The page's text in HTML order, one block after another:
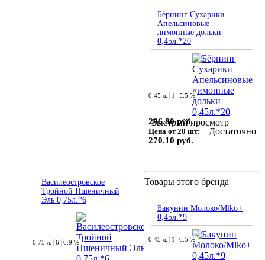
Бёрнинг Сухарики
Апельсиновые
лимонные дольки
0,45л.*20
Быстрый просмотр
0.45 л. 1 5.5 %
296.80 руб.
Цена от 20 шт:
270.10 руб.
Достаточно
Василеостровское
Тройной Пшеничный
Эль 0,75л.*6
0.75 л. 6 6.9 %
Товары этого бренда
Бакунин Молоко/Mlko+
0,45л.*9
0.45 л. 1 6.5 %